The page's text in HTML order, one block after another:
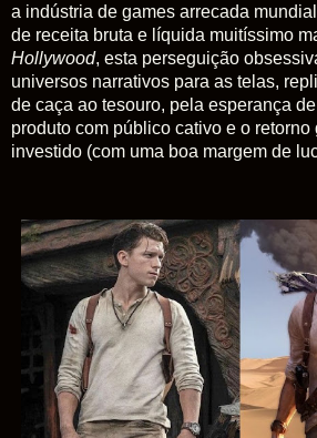
a indústria de games arrecada
de receita bruta e líquida muitíssimo
Hollywood, esta perseguição
universos narrativos para as telas,
de caça ao tesouro, pela esperança
produto com público cativo e o retorno
investido (com uma boa margem de